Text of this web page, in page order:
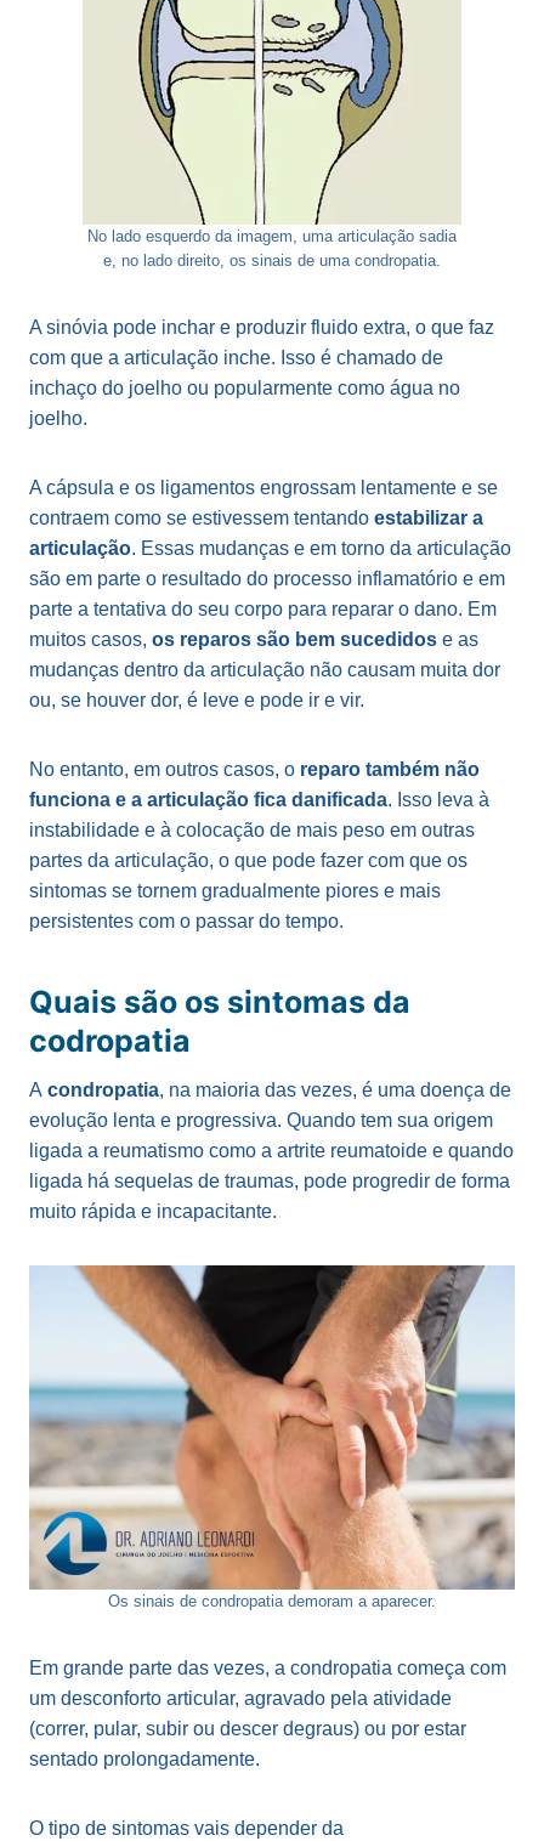
No lado esquerdo da imagem, uma articulação sadia
e, no lado direito, os sinais de uma condropatia.
A sinóvia pode inchar e produzir fluido extra, o que faz
com que a articulação inche. Isso é chamado de
inchaço do joelho ou popularmente como água no
joelho.
A cápsula e os ligamentos engrossam lentamente e se
contraem como se estivessem tentando estabilizar a
articulação. Essas mudanças e em torno da articulação
são em parte o resultado do processo inflamatório e em
parte a tentativa do seu corpo para reparar o dano. Em
muitos casos, os reparos são bem sucedidos e as
mudanças dentro da articulação não causam muita dor
ou, se houver dor, é leve e pode ir e vir.
No entanto, em outros casos, o reparo também não
funciona e a articulação fica danificada. Isso leva à
instabilidade e à colocação de mais peso em outras
partes da articulação, o que pode fazer com que os
sintomas se tornem gradualmente piores e mais
persistentes com o passar do tempo.
Quais são os sintomas da
codropatia
A condropatia, na maioria das vezes, é uma doença de
evolução lenta e progressiva. Quando tem sua origem
ligada a reumatismo como a artrite reumatoide e quando
ligada há sequelas de traumas, pode progredir de forma
muito rápida e incapacitante.
Os sinais de condropatia demoram a aparecer.
Em grande parte das vezes, a condropatia começa com
um desconforto articular, agravado pela atividade
(correr, pular, subir ou descer degraus) ou por estar
sentado prolongadamente.
O tipo de sintomas vais depender da